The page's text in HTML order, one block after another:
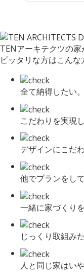
TENアーキテクツの家
ピッタリな方はこんな
全て納得したい。
こだわりを実現し
デザインにこだわ
他でプランをし
一緒に家づくり
じっくり取組みた
人と同じ家はい